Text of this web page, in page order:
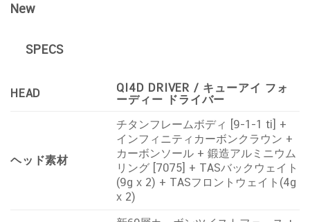
New
SPECS
HEAD
QI4D DRIVER / キューアイ フォ
ーディー ドライバー
ヘッド素材
チタンフレームボディ [9-1-1 ti] +
インフィニティカーボンクラウン +
カーボンソール + 鍛造アルミニウム
リング [7075] + TASバックウェイト
(9g x 2) + TASフロントウェイト(4g
x 2)